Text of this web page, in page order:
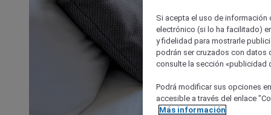
Si acepta el uso de
electrónico (si lo ha facilitado)
y fidelidad para mostrarle
podrán ser cruzados con datos
consulte la sección «publicidad
Podrá modificar sus opciones
accesible a través del enlace
Más información